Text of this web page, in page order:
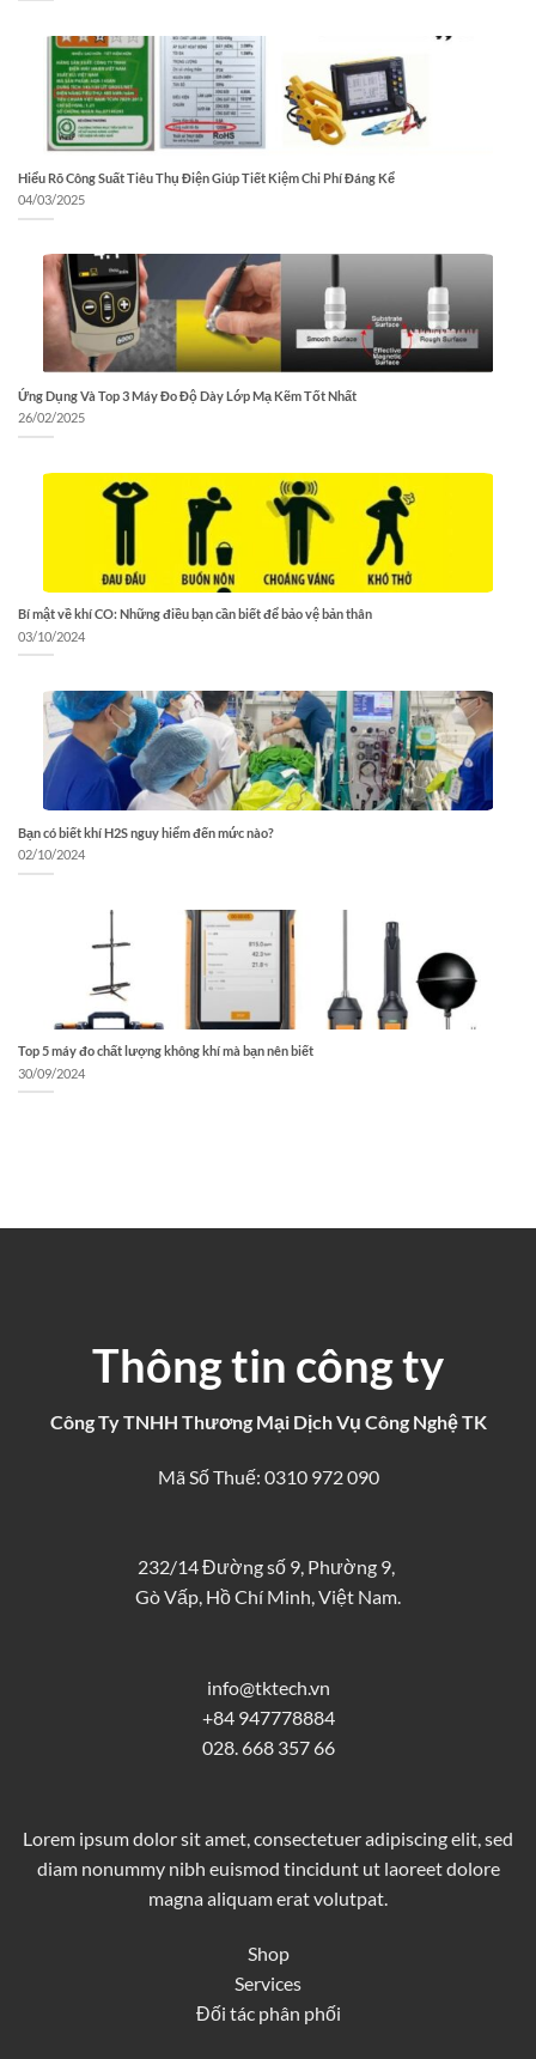
Hiểu Rõ Công Suất Tiêu Thụ Điện Giúp Tiết Kiệm Chi Phí Đáng Kể
04/03/2025
Ứng Dụng Và Top 3 Máy Đo Độ Dày Lớp Mạ Kẽm Tốt Nhất
26/02/2025
Bí mật về khí CO: Những điều bạn cần biết để bảo vệ bản thân
03/10/2024
Bạn có biết khí H2S nguy hiểm đến mức nào?
02/10/2024
Top 5 máy đo chất lượng không khí mà bạn nên biết
30/09/2024
Thông tin công ty
Công Ty TNHH Thương Mại Dịch Vụ Công Nghệ TK
Mã Số Thuế: 0310 972 090
232/14 Đường số 9, Phường 9,
Gò Vấp, Hồ Chí Minh, Việt Nam.
info@tktech.vn
+84 947778884
028. 668 357 66
Lorem ipsum dolor sit amet, consectetuer adipiscing elit, sed
diam nonummy nibh euismod tincidunt ut laoreet dolore
magna aliquam erat volutpat.
Shop
Services
Đối tác phân phối